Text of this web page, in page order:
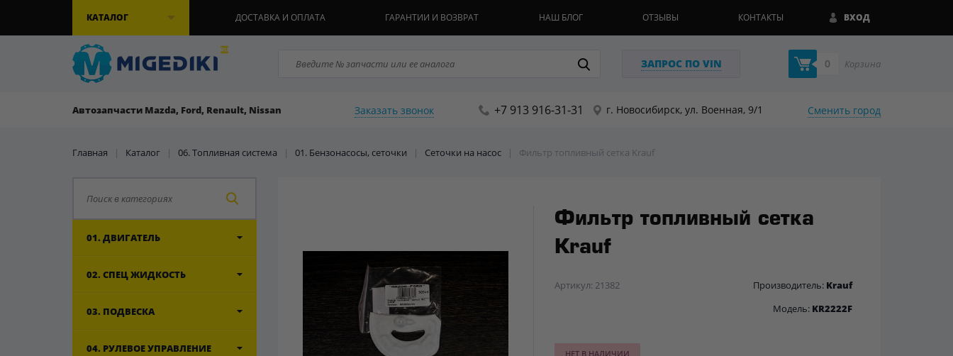
КАТАЛОГ ВХОД
ДОСТАВКА И ОПЛАТА ГАРАНТИИ И ВОЗВРАТ НАШ БЛОГ ОТЗЫВЫ КОНТАКТЫ
ЗАПРОС ПО VIN 0 Корзина
Автозапчасти Mazda, Ford, Renault, Nissan Заказать звонок +7 913 916-31-31 г. Новосибирск, ул. Военная, 9/1 Сменить город
Главная | Каталог | 06. Топливная система | 01. Бензонасосы, сеточки | Сеточки на насос | Фильтр топливный сетка Krauf
01. ДВИГАТЕЛЬ
02. СПЕЦ ЖИДКОСТЬ
03. ПОДВЕСКА
04. РУЛЕВОЕ УПРАВЛЕНИЕ
Фильтр топливный сетка
Krauf
Артикул: 21382 Производитель: Krauf
Модель: KR2222F
НЕТ В НАЛИЧИИ